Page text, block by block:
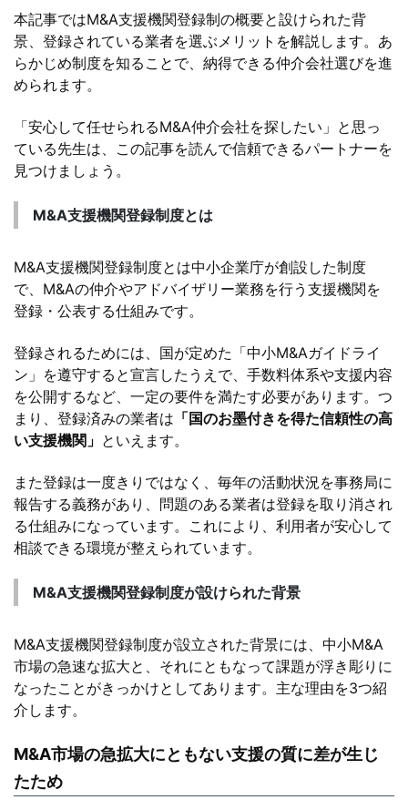
本記事ではM&A支援機関登録制の概要と設けられた背
景、登録されている業者を選ぶメリットを解説します。あ
らかじめ制度を知ることで、納得できる仲介会社選びを進
められます。
「安心して任せられるM&A仲介会社を探したい」と思っ
ている先生は、この記事を読んで信頼できるパートナーを
見つけましょう。
M&A支援機関登録制度とは
M&A支援機関登録制度とは中小企業庁が創設した制度
で、M&Aの仲介やアドバイザリー業務を行う支援機関を
登録・公表する仕組みです。
登録されるためには、国が定めた「中小M&Aガイドライ
ン」を遵守すると宣言したうえで、手数料体系や支援内容
を公開するなど、一定の要件を満たす必要があります。つ
まり、登録済みの業者は 「国のお墨付きを得た信頼性の高
い支援機関」 といえます。
また登録は一度きりではなく、毎年の活動状況を事務局に
報告する義務があり、問題のある業者は登録を取り消され
る仕組みになっています。これにより、利用者が安心して
相談できる環境が整えられています。
M&A支援機関登録制度が設けられた背景
M&A支援機関登録制度が設立された背景には、中小M&A
市場の急速な拡大と、それにともなって課題が浮き彫りに
なったことがきっかけとしてあります。主な理由を3つ紹
介します。
M&A市場の急拡大にともない支援の質に差が生じ
たため